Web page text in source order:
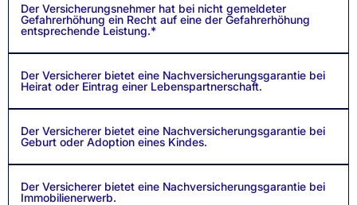
Der Versicherungsnehmer hat bei nicht gemeldeter
Gefahrerhöhung ein Recht auf eine der Gefahrerhöhung
entsprechende Leistung.*
Der Versicherer bietet eine Nachversicherungsgarantie bei
Heirat oder Eintrag einer Lebenspartnerschaft.
Der Versicherer bietet eine Nachversicherungsgarantie bei
Geburt oder Adoption eines Kindes.
Der Versicherer bietet eine Nachversicherungsgarantie bei
Immobilienerwerb.